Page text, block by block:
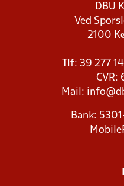
DBU
Ved
2100
Tlf: 39 277
CVR:
Mail:
Bank: